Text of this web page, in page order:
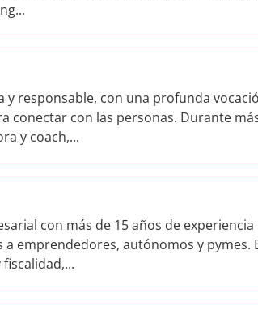
y responsable, con una profunda
conectar con las personas. Durante
y coach,...
con más de 15 años de experiencia
emprendedores, autónomos y pymes.